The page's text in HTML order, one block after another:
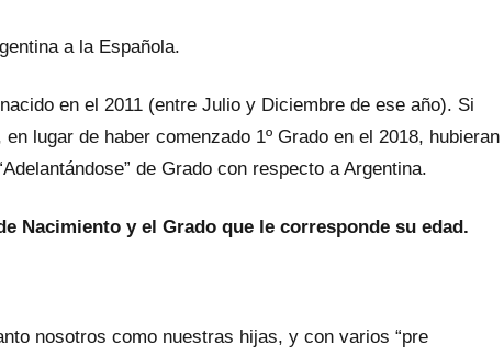
a la Española.
en el 2011 (entre Julio y Diciembre de ese año). Si
lugar de haber comenzado 1º Grado en el 2018, hubieran
de Grado con respecto a Argentina.
Nacimiento y el Grado que le corresponde su edad.
nosotros como nuestras hijas, y con varios “pre